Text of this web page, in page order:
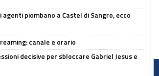
agenti piombano a Castel di Sangro, ecco
canale e orario
decisive per sbloccare Gabriel Jesus e